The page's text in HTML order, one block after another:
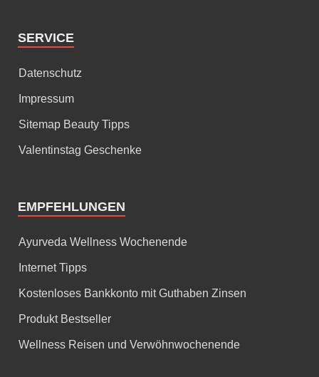
SERVICE
Datenschutz
Impressum
Sitemap Beauty Tipps
Valentinstag Geschenke
EMPFEHLUNGEN
Ayurveda Wellness Wochenende
Internet Tipps
Kostenloses Bankkonto mit Guthaben Zinsen
Produkt Bestseller
Wellness Reisen und Verwöhnwochenende